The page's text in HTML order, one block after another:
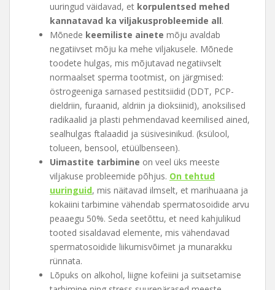
uuringud väidavad, et korpulentsed mehed
kannatavad ka viljakusprobleemide all.
Mõnede keemiliste ainete mõju avaldab
negatiivset mõju ka mehe viljakusele. Mõnede
toodete hulgas, mis mõjutavad negatiivselt
normaalset sperma tootmist, on järgmised:
östrogeeniga sarnased pestitsiidid (DDT, PCP-
dieldriin, furaanid, aldriin ja dioksiinid), anoksilised
radikaalid ja plasti pehmendavad keemilised ained,
sealhulgas ftalaadid ja süsivesinikud. (ksülool,
tolueen, bensool, etüülbenseen).
Uimastite tarbimine on veel üks meeste
viljakuse probleemide põhjus. On tehtud
uuringuid, mis näitavad ilmselt, et marihuaana ja
kokaiini tarbimine vähendab spermatosoidide arvu
peaaegu 50%. Seda seetõttu, et need kahjulikud
tooted sisaldavad elemente, mis vähendavad
spermatosoidide liikumisvõimet ja munarakku
rünnata.
Lõpuks on alkohol, liigne kofeiini ja suitsetamise